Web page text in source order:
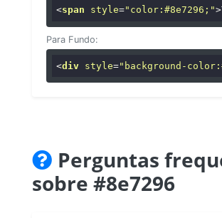
<span style="color:#8e7296;">
Para Fundo:
<div style="background-
Perguntas
sobre #8e7296